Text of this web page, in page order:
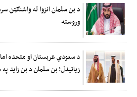
د بن سلمان انزوا له واشنګټن
وروسته
د سعودي عربستان او متحده
زیاتیدل؛ بن سلمان د بن